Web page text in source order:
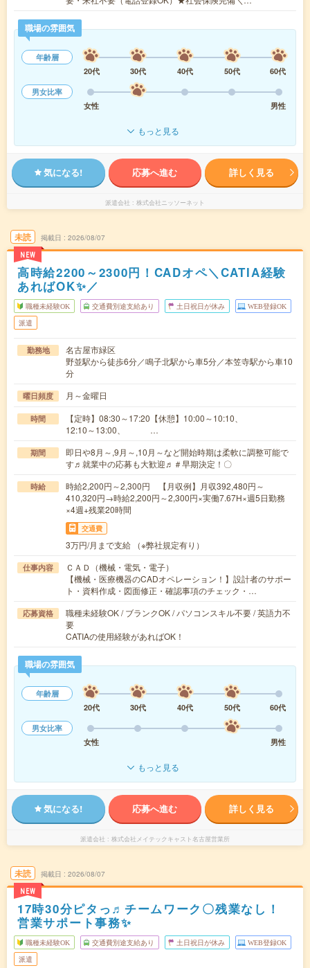
職場の雰囲気
年齢層
20代
30代 40代 50代
60代
男女比率
女性
男性
もっと見る
気になる! 応募へ進む 詳しく見る
派遣会社 株式会社ニッソーネット
未読
NEW
掲載日 2026/08/07
高時給2200～2300円！CADオペ＼CATIA経験
あればOK✨／
職種未経験OK 交通費別途支給あり 土日祝日が休み WEB登録OK
派遣
勤務地
名古屋市緑区
野並駅から徒歩6分／鳴子北駅から車5分／本笠寺駅から車10
分
曜日頻度 月～金曜日
時間
【定時】08:30～17:20【休憩】10:00～10:10、
12:10～13:00、 …
期間
即日や8月～,9月～,10月～など開始時期は柔軟に調整可能で
す♬就業中の応募も大歓迎♬＃早期決定！〇
時給
時給2,200円～2,300円 【月収例】月収392,480円～
410,320円→時給2,200円～2,300円×実働7.67H×週5日勤務
×4週+残業20時間
交通費
3万円/月まで支給 （※弊社規定有り）
仕事内容
ＣＡＤ（機械・電気・電子）
【機械・医療機器のCADオペレーション！】設計者のサポー
ト・資料作成・図面修正・確認事項のチェック・…
応募資格
職種未経験OK / ブランクOK / パソコンスキル不要 / 英語力不
要
CATIAの使用経験があればOK！
職場の雰囲気
年齢層
20代
30代 40代 50代
60代
男女比率
女性
男性
もっと見る
気になる! 応募へ進む 詳しく見る
派遣会社 株式会社メイテックキャスト名古屋営業所
未読
NEW
掲載日 2026/08/07
17時30分ピタっ♬チームワーク〇残業なし！
営業サポート事務✨
職種未経験OK 交通費別途支給あり 土日祝日が休み WEB登録OK
派遣